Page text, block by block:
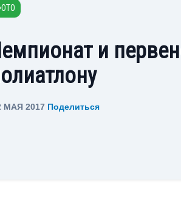
и
МАЯ 2017 Поделиться